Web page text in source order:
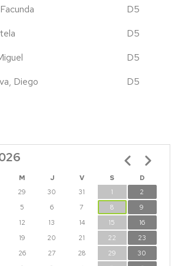
D5
D5
D5
Diego
D5
M J V S
D
29 30 31 1
2
5 6 7 8
9
12 13 14 15
16
19 20 21 22
23
26 27 28 29
30
Paginación